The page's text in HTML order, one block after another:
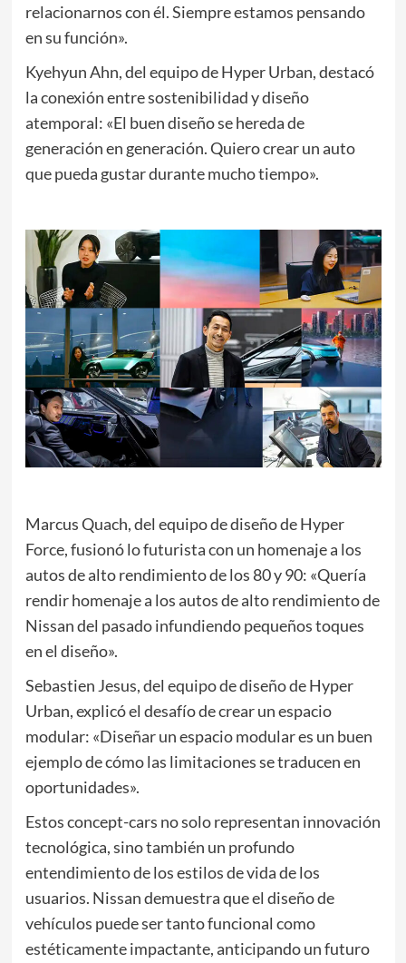
relacionarnos con él. Siempre estamos pensando
en su función».
Kyehyun Ahn, del equipo de Hyper Urban, destacó
la conexión entre sostenibilidad y diseño
atemporal: «El buen diseño se hereda de
generación en generación. Quiero crear un auto
que pueda gustar durante mucho tiempo».
Marcus Quach, del equipo de diseño de Hyper
Force, fusionó lo futurista con un homenaje a los
autos de alto rendimiento de los 80 y 90: «Quería
rendir homenaje a los autos de alto rendimiento de
Nissan del pasado infundiendo pequeños toques
en el diseño».
Sebastien Jesus, del equipo de diseño de Hyper
Urban, explicó el desafío de crear un espacio
modular: «Diseñar un espacio modular es un buen
ejemplo de cómo las limitaciones se traducen en
oportunidades».
Estos concept-cars no solo representan innovación
tecnológica, sino también un profundo
entendimiento de los estilos de vida de los
usuarios. Nissan demuestra que el diseño de
vehículos puede ser tanto funcional como
estéticamente impactante, anticipando un futuro